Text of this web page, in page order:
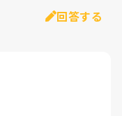
回答する